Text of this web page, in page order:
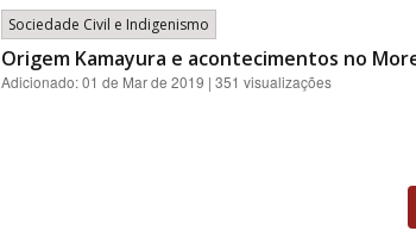
Sociedade Civil e Indigenismo
Origem Kamayura e acontecimentos no
Adicionado:01 de Mar de 2019 | 351 visualizações